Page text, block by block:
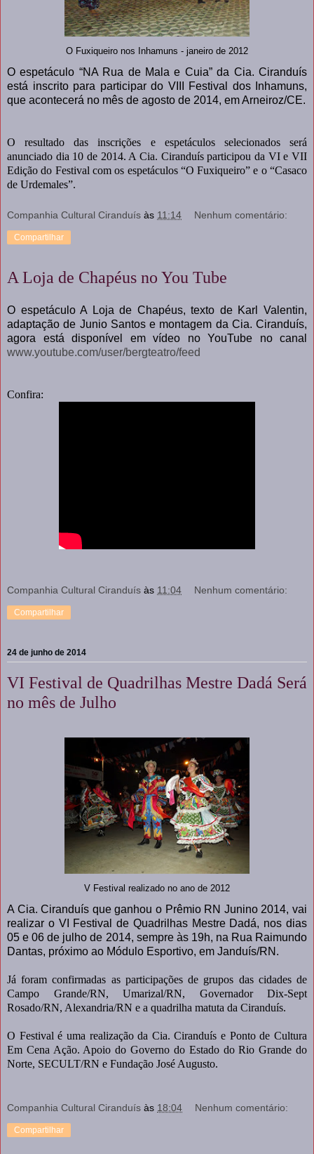
O Fuxiqueiro nos Inhamuns - janeiro de 2012
O espetáculo “NA Rua de Mala e Cuia” da Cia. Ciranduís
está inscrito para participar do VIII Festival dos Inhamuns,
que acontecerá no mês de agosto de 2014, em Arneiroz/CE.
O resultado das inscrições e espetáculos selecionados será
anunciado dia 10 de 2014. A Cia. Ciranduís participou da VI e VII
Edição do Festival com os espetáculos “O Fuxiqueiro” e o “Casaco
de Urdemales”.
Companhia Cultural Ciranduís às 11:14 Nenhum comentário:
Compartilhar
A Loja de Chapéus no You Tube
O espetáculo A Loja de Chapéus, texto de Karl Valentin,
adaptação de Junio Santos e montagem da Cia. Ciranduís,
agora está disponível em vídeo no YouTube no canal
www.youtube.com/user/bergteatro/feed
Confira:
Companhia Cultural Ciranduís às 11:04 Nenhum comentário:
Compartilhar
24 de junho de 2014
VI Festival de Quadrilhas Mestre Dadá Será
no mês de Julho
V Festival realizado no ano de 2012
A Cia. Ciranduís que ganhou o Prêmio RN Junino 2014, vai
realizar o VI Festival de Quadrilhas Mestre Dadá, nos dias
05 e 06 de julho de 2014, sempre às 19h, na Rua Raimundo
Dantas, próximo ao Módulo Esportivo, em Janduís/RN.
Já foram confirmadas as participações de grupos das cidades de
Campo Grande/RN, Umarizal/RN, Governador Dix-Sept
Rosado/RN, Alexandria/RN e a quadrilha matuta da Ciranduís.
O Festival é uma realização da Cia. Ciranduís e Ponto de Cultura
Em Cena Ação. Apoio do Governo do Estado do Rio Grande do
Norte, SECULT/RN e Fundação José Augusto.
Companhia Cultural Ciranduís às 18:04 Nenhum comentário:
Compartilhar